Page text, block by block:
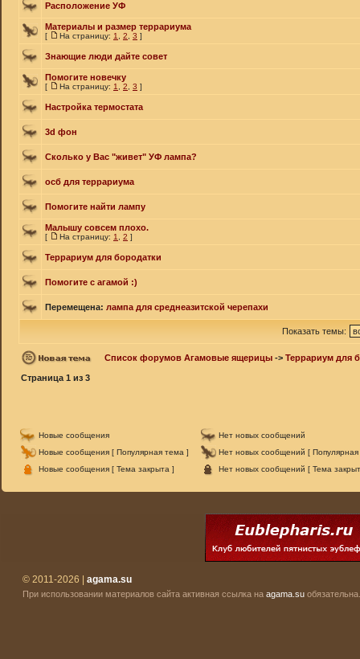
Расположение УФ
Материалы и размер террариума
[ На страницу: 1 2 3 ]
Знающие люди дайте совет
Помогите новечку
[ На страницу: 1 2 3 ]
Настройка термостата
3d фон
Сколько у Вас "живет" УФ лампа?
осб для террариума
Помогите найти лампу
Малышу совсем плохо.
[ На страницу: 1 2 ]
Террариум для бородатки
Помогите с агамой :)
Перемещена: лампа для среднеазитской черепахи
Показать темы:
Список форумов Агамовые ящерицы -> Террариум для
Страница 1 из 3
Новые сообщения
Нет новых сообщений
Новые сообщения [ Популярная тема ]
Нет новых сообщений [
Новые сообщения [ Тема закрыта ]
Нет новых сообщений [ Тема
© 2011-2026 | agama.su
При использовании материалов сайта активная ссылка на agama.su обязательна.